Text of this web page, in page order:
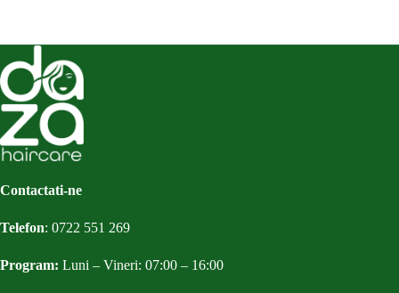
Contactati-ne
Telefon: 0722 551 269
Program: Luni – Vineri: 07:00 – 16:00